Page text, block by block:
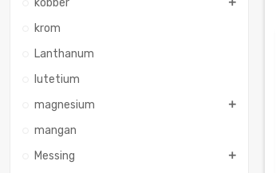
krom
Lanthanum
lutetium
magnesium
mangan
Messing